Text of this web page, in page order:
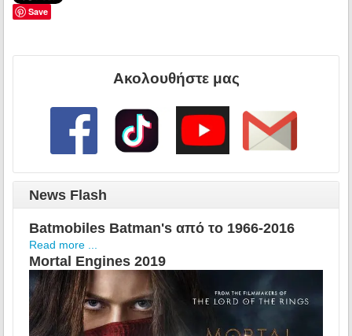
Save
Ακολουθήστε μας
News Flash
Batmobiles Batman's από το 1966-2016
Read more ...
Mortal Engines 2019